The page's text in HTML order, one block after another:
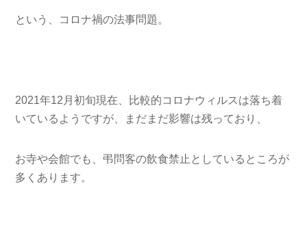
という、コロナ禍の法事問題。
2021年12月初旬現在、比較的コロナウィルスは落ち着
いているようですが、まだまだ影響は残っており、
お寺や会館でも、弔問客の飲食禁止としているところが
多くあります。